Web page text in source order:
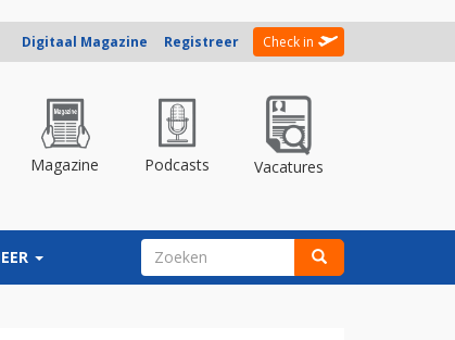
Digitaal Magazine Registreer Check in
Magazine Podcasts Vacatures
ZOEKVELD